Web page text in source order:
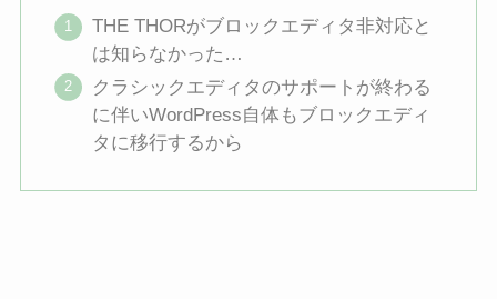
THE THORがブロックエディタ非対応と
は知らなかった…
クラシックエディタのサポートが終わる
に伴いWordPress自体もブロックエディ
タに移行するから